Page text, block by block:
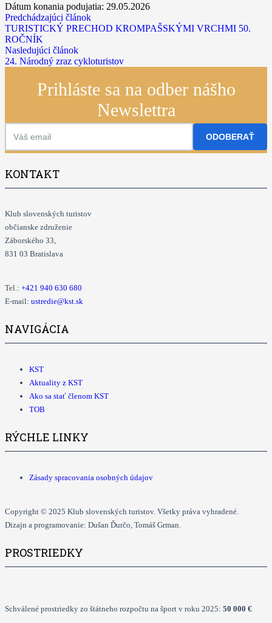
Dátum konania podujatia: 29.05.2026
Predchádzajúci článok
TURISTICKÝ PRECHOD KROMPAŠSKÝMI VRCHMI 50.
ROČNÍK
Nasledujúci článok
24. Národný zraz cykloturistov
Prihláste sa na odber nášho
Newslettra
ODOBERAŤ
KONTAKT
Klub slovenských turistov
občianske združenie
Záborského 33,
831 03 Bratislava
Tel.: +421 940 630 680
E-mail: ustredie@kst.sk
NAVIGÁCIA
KST
Aktuality z KST
Ako sa stať členom KST
TOB
RÝCHLE LINKY
Zásady spracovania osobných údajov
Copyright © 2025 Klub slovenských turistov. Všetky práva vyhradené.
Dizajn a programovanie: Dušan Ďurčo, Tomáš Grman.
PROSTRIEDKY
Schválené prostriedky zo štátneho rozpočtu na šport v roku 2025: 50 000 €